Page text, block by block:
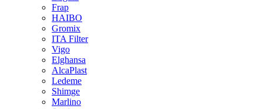
Frap
HAIBO
Gromix
ITA Filter
Vigo
Elghansa
AlcaPlast
Ledeme
Shimge
Marlino